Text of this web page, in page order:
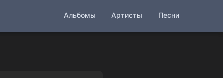
Альбомы Артисты Песни